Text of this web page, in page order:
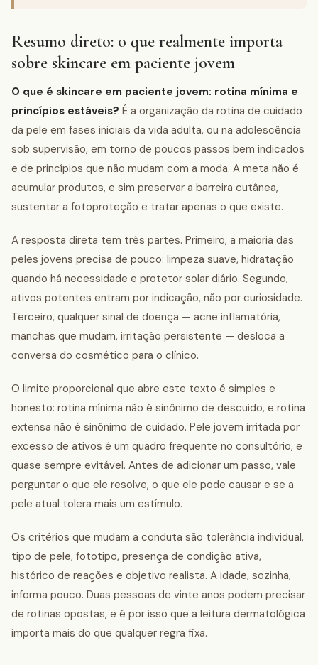
Resumo direto: o que realmente importa
sobre skincare em paciente jovem
O que é skincare em paciente jovem: rotina mínima e
princípios estáveis? É a organização da rotina de cuidado
da pele em fases iniciais da vida adulta, ou na adolescência
sob supervisão, em torno de poucos passos bem indicados
e de princípios que não mudam com a moda. A meta não é
acumular produtos, e sim preservar a barreira cutânea,
sustentar a fotoproteção e tratar apenas o que existe.
A resposta direta tem três partes. Primeiro, a maioria das
peles jovens precisa de pouco: limpeza suave, hidratação
quando há necessidade e protetor solar diário. Segundo,
ativos potentes entram por indicação, não por curiosidade.
Terceiro, qualquer sinal de doença — acne inflamatória,
manchas que mudam, irritação persistente — desloca a
conversa do cosmético para o clínico.
O limite proporcional que abre este texto é simples e
honesto: rotina mínima não é sinônimo de descuido, e rotina
extensa não é sinônimo de cuidado. Pele jovem irritada por
excesso de ativos é um quadro frequente no consultório, e
quase sempre evitável. Antes de adicionar um passo, vale
perguntar o que ele resolve, o que ele pode causar e se a
pele atual tolera mais um estímulo.
Os critérios que mudam a conduta são tolerância individual,
tipo de pele, fototipo, presença de condição ativa,
histórico de reações e objetivo realista. A idade, sozinha,
informa pouco. Duas pessoas de vinte anos podem precisar
de rotinas opostas, e é por isso que a leitura dermatológica
importa mais do que qualquer regra fixa.